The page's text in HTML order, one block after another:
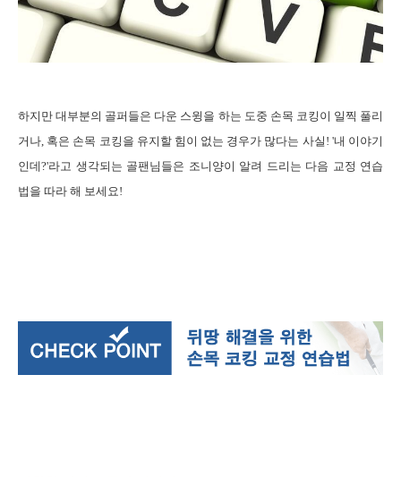
하지만대부분의 골퍼들은 다운 스윙을 하는 도중 손목 코킹이 일찍 풀리
거나, 혹은 손목 코킹을 유지할 힘이 없는 경우가 많다는 사실 ! '내 이야기
인데?'라고 생각되는 골팬님들은 조니양이 알려 드리는 다음 교정 연습
법을 따라 해 보세요!